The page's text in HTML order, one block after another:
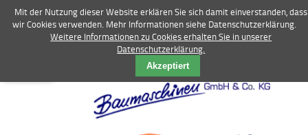
Bagger
Mit der Nutzung dieser Website erklären Sie sich damit einverstanden, dass
wir Cookies verwenden. Mehr Informationen siehe Datenschutzerklärung.
Weitere Informationen zu Cookies erhalten Sie in unserer
Datenschutzerklärung.
Akzeptiert